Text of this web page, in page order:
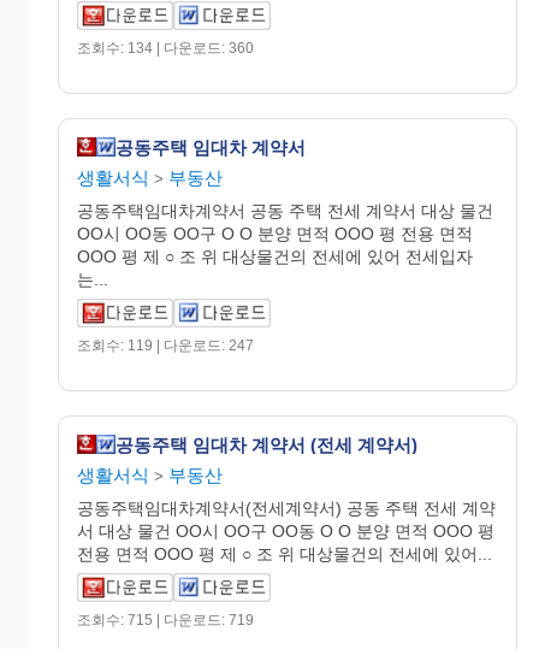
조회수: 134 | 다운로드: 360
공동주택 임대차 계약서
생활서식 > 부동산
공동주택임대차계약서 공동 주택 전세 계약서 대상 물건
OO시 OO동 OO구 O O 분양 면적 OOO 평 전용 면적
OOO 평 제 ○ 조 위 대상물건의 전세에 있어 전세입자
는...
조회수: 119 | 다운로드: 247
공동주택 임대차 계약서 (전세 계약서)
생활서식 > 부동산
공동주택임대차계약서(전세계약서) 공동 주택 전세 계약
서 대상 물건 OO시 OO구 OO동 O O 분양 면적 OOO 평
전용 면적 OOO 평 제 ○ 조 위 대상물건의 전세에 있어...
조회수: 715 | 다운로드: 719